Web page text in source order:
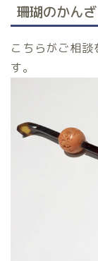
珊瑚のかん
こちらがご相
す。